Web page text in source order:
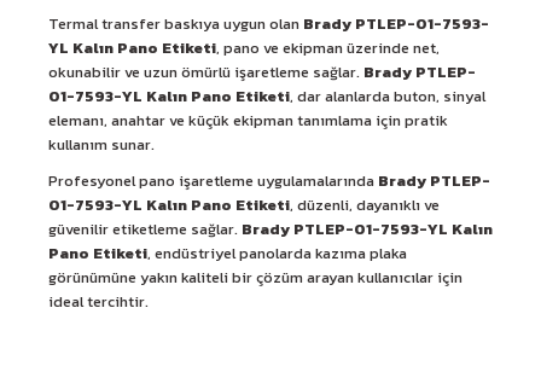
Termal transfer baskıya uygun olan Brady PTLEP-01-7593-
YL Kalın Pano Etiketi, pano ve ekipman üzerinde net,
okunabilir ve uzun ömürlü işaretleme sağlar. Brady PTLEP-
01-7593-YL Kalın Pano Etiketi, dar alanlarda buton, sinyal
elemanı, anahtar ve küçük ekipman tanımlama için pratik
kullanım sunar.
Profesyonel pano işaretleme uygulamalarında Brady PTLEP-
01-7593-YL Kalın Pano Etiketi, düzenli, dayanıklı ve
güvenilir etiketleme sağlar. Brady PTLEP-01-7593-YL Kalın
Pano Etiketi, endüstriyel panolarda kazıma plaka
görünümüne yakın kaliteli bir çözüm arayan kullanıcılar için
ideal tercihtir.